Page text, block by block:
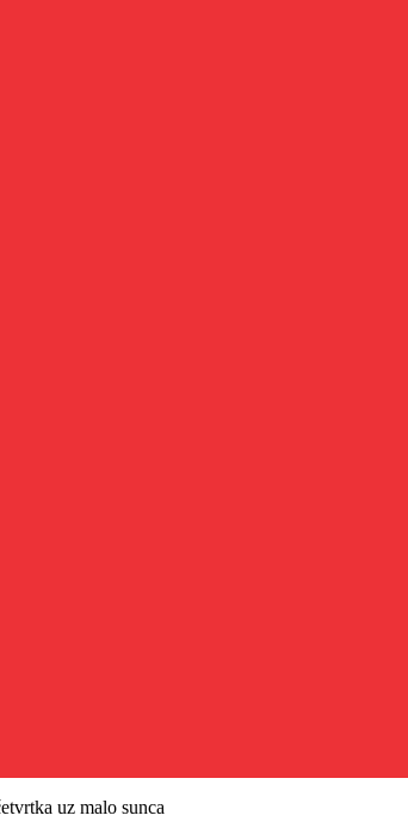
uz malo sunca